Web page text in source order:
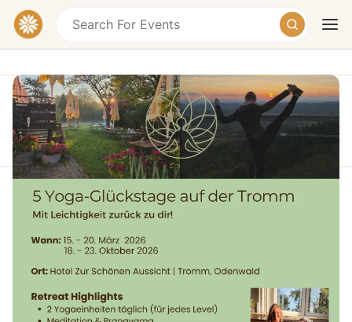
TodayTomorrowWeekend
This event took place on Friday, March 20, 2026
at 12:00 PM
5 Yoga-Glückstage auf der Tromm –
Mit Leichtigkeit zurück zu dir!
Auf der Tromm, Grasellenbach-Tromm,